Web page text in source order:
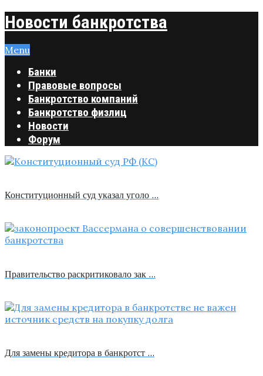
Новости банкротства
Menu
Банки
Правовые вопросы
Банкротство компаний
Банкротство физлиц
Новости
Форум
Конституционный суд указал уголо …
Правительство раскритиковало зак …
Для замены кредитора в банкротст …